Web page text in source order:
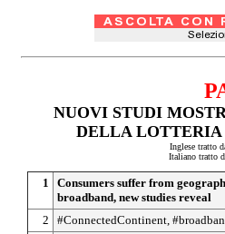
NUOVI STUDI
DELLA LOTTERIA
Inglese tratto
Italiano tratto
1
Consumers suffer from
broadband, new studies reveal
2
#ConnectedContinent,